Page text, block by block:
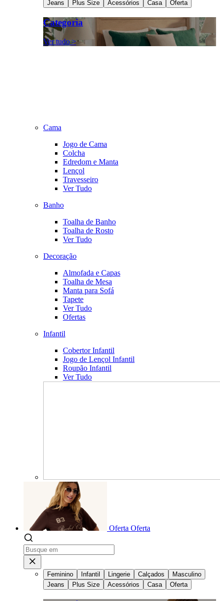
Jeans
Plus Size Acessórios Casa Oferta
Categoria
Ver tudo >
Cama
Jogo de Cama
Colcha
Edredom e Manta
Lençol
Travesseiro
Ver Tudo
Banho
Toalha de Banho
Toalha de Rosto
Ver Tudo
Decoração
Almofada e Capas
Toalha de Mesa
Manta para Sofá
Tapete
Ver Tudo
Ofertas
Infantil
Cobertor Infantil
Jogo de Lençol Infantil
Roupão Infantil
Ver Tudo
Oferta Oferta
Feminino Infantil Lingerie Calçados
Masculino
Jeans
Plus Size Acessórios Casa Oferta